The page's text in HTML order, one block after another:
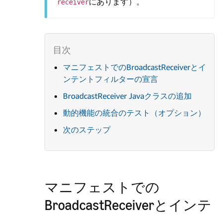
receiver
マニフェストでのBroadcastReceiverとイ
ンテントフィルターの宣言
BroadcastReceiver Javaクラスの追加
動的機能の統合のテスト（オプション）
次のステップ
マニフェストでの
BroadcastReceiverとインテ